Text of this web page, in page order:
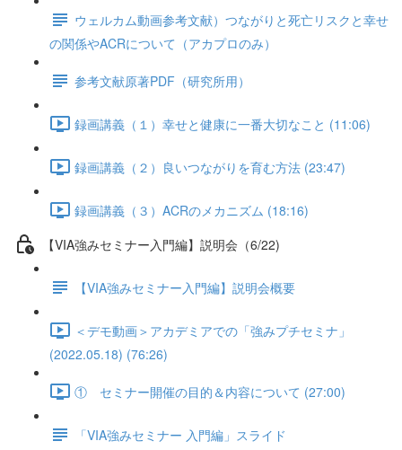
ウェルカム動画参考文献）つながりと死亡リスクと幸せ
の関係やACRについて（アカプロのみ）
参考文献原著PDF（研究所用）
録画講義（１）幸せと健康に一番大切なこと (11:06)
録画講義（２）良いつながりを育む方法 (23:47)
録画講義（３）ACRのメカニズム (18:16)
【VIA強みセミナー入門編】説明会（6/22)
【VIA強みセミナー入門編】説明会概要
＜デモ動画＞アカデミアでの「強みプチセミナ」
(2022.05.18) (76:26)
① セミナー開催の目的＆内容について (27:00)
「VIA強みセミナー 入門編」スライド